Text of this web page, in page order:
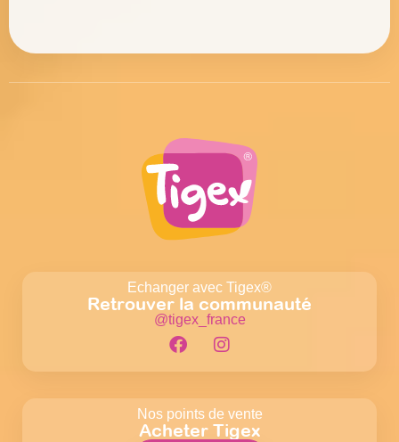
Echanger avec Tigex®
Retrouver la communauté
@tigex_france
Nos points de vente
Acheter Tigex